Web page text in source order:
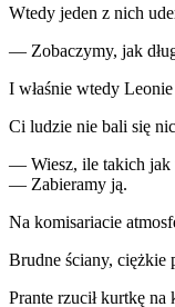
Wtedy jeden z nich
— Zobaczymy, jak
I właśnie wtedy
Ci ludzie nie bali się
— Wiesz, ile takich jak
— Zabieramy ją.
Na komisariacie
Brudne ściany, ciężkie
Prante rzucił kurtkę na